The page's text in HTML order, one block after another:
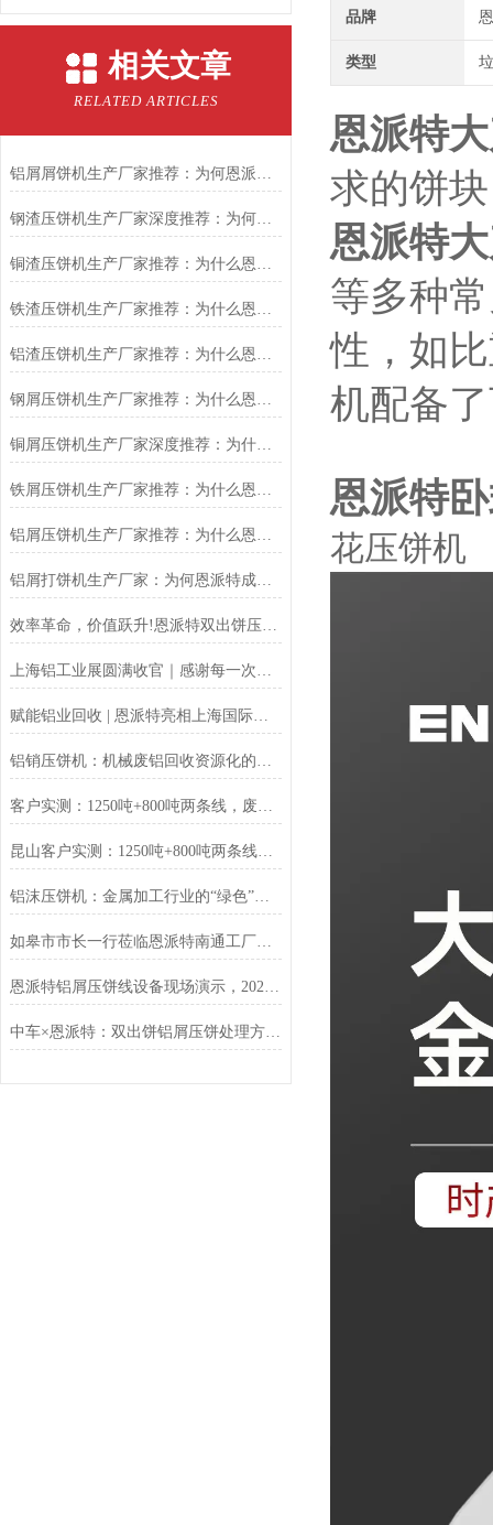
相关文章
RELATED ARTICLES
铝屑屑饼机生产厂家推荐：为何恩派特成为金属回收行业的“隐形优选”？
钢渣压饼机生产厂家深度推荐：为何恩派特成为高净值产线的优选
铜渣压饼机生产厂家推荐：为什么恩派特成为众多企业的信赖？
铁渣压饼机生产厂家推荐：为什么恩派特成为众多企业的优选？
铝渣压饼机生产厂家推荐：为什么恩派特是值得信赖的选择？
钢屑压饼机生产厂家推荐：为什么恩派特是您值得信赖的选择？
铜屑压饼机生产厂家深度推荐：为什么恩派特成为市场的“压饼专家”？
铁屑压饼机生产厂家推荐：为什么恩派特成为工业固废处理的优选品牌？
铝屑压饼机生产厂家推荐：为什么恩派特成为众多企业的优选？
铝屑打饼机生产厂家：为何恩派特成为行业优选？
效率革命，价值跃升!恩派特双出饼压饼机全新升级，重塑金属回收
上海铝工业展圆满收官｜感谢每一次相遇，我们明年再见！
赋能铝业回收 | 恩派特亮相上海国际铝工业展
铝销压饼机：机械废铝回收资源化的环保核心设备
客户实测：1250吨+800吨两条线，废料回收从成本中心变利润来源
昆山客户实测：1250吨+800吨两条线，废料回收从成本中心变利润来源
铝沫压饼机：金属加工行业的“绿色”增值引擎
如皋市市长一行莅临恩派特南通工厂调研指导
恩派特铝屑压饼线设备现场演示，2025年上海铝工业展现场人气狂飙
中车×恩派特：双出饼铝屑压饼处理方案落地，高效破解金属废屑难题！
品牌
类型
恩派特
求的饼
恩派特
等多种
性，如
机配备
恩派特
花压饼机